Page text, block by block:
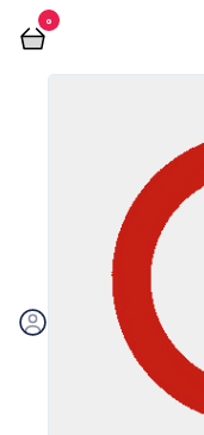
0
فروشگاه آنلاین اُرگت